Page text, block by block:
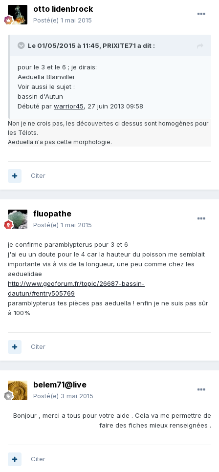
otto lidenbrock
Posté(e) 1 mai 2015
Le 01/05/2015 à 11:45, PRIXITE71 a dit :
pour le 3 et le 6 ; je dirais:
Aeduella Blainvillei
Voir aussi le sujet :
bassin d'Autun
Débuté par warrior45, 27 juin 2013 09:58
Non je ne crois pas, les découvertes ci dessus sont homogènes pour
les Télots.
Aeduella n'a pas cette morphologie.
Citer
fluopathe
Posté(e) 1 mai 2015
je confirme paramblypterus pour 3 et 6
j'ai eu un doute pour le 4 car la hauteur du poisson me semblait
importante vis à vis de la longueur, une peu comme chez les
aeduelidae
http://www.geoforum.fr/topic/26687-bassin-
dautun/#entry505769
paramblypterus tes pièces pas aeduella ! enfin je ne suis pas sûr
à 100%
Citer
belem71@live
Posté(e) 3 mai 2015
Bonjour , merci a tous pour votre aide . Cela va me permettre de
faire des fiches mieux renseignées .
Citer